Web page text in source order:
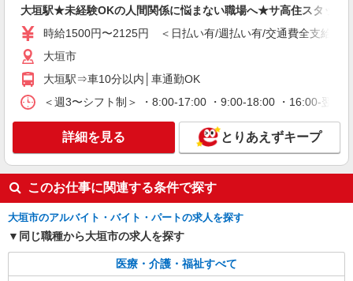
通費全支給(ガソリン代含む)＞
大垣市
派遣社員
日収1.2万円〜可★「とにかく収入重視!」が叶
う高時給の有料住宅
時給1500円〜2125円 ＜日払い有/週払い有/交
通費全支給(ガソリン代含む)＞
大垣市
キープ
大垣駅★未経験OKの人間関係に悩まない職場へ★サ高住スタッフ
時給1500円〜2125円 ＜日払い有/週払い有/交通費全支給(ガ
大垣市
大垣駅⇒車10分以内│車通勤OK
＜週3〜シフト制＞ ・8:00-17:00 ・9:00-18:00 ・16:00-
詳細を見る とりあえずキープ
このお仕事に関連する条件で探す
大垣市のアルバイト・バイト・パートの求人を探す
同じ職種から大垣市の求人を探す
医療・介護・福祉すべて